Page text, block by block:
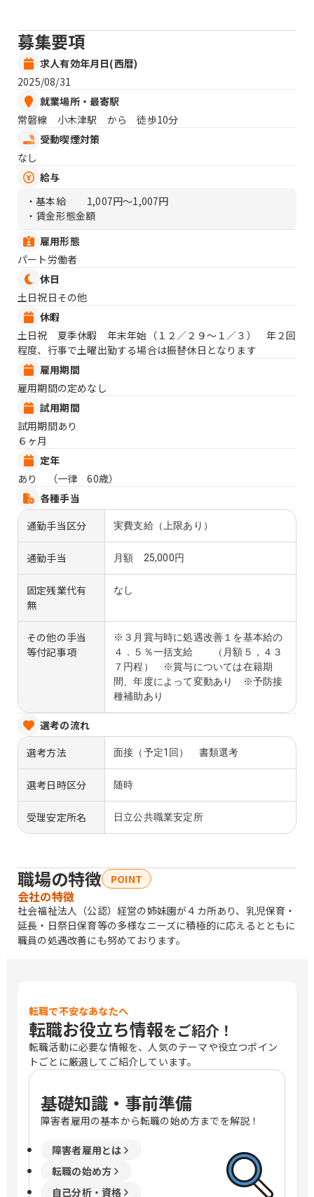
募集要項
求人有効年月日(西暦)
2025/08/31
就業場所・最寄駅
常磐線 小木津駅 から 徒歩10分
受動喫煙対策
なし
給与
・基本給
1,007円〜1,007円
・賃金形態金額
雇用形態
パート労働者
休日
土日祝日その他
休暇
土日祝 夏季休暇 年末年始（１２／２９〜１／３） 年２回
程度、行事で土曜出勤する場合は振替休日となります
雇用期間
雇用期間の定めなし
試用期間
試用期間あり
６ヶ月
定年
あり （一律 60歳）
各種手当
通勤手当区分
実費支給（上限あり）
通勤手当 月額 25,000円
固定残業代有
無
なし
その他の手当
等付記事項
※３月賞与時に処遇改善１を基本給の
４．５％一括支給 （月額５，４３
７円程） ※賞与については在籍期
間、年度によって変動あり ※予防接
種補助あり
選考の流れ
選考方法
面接（予定1回） 書類選考
選考日時区分 随時
受理安定所名 日立公共職業安定所
職場の特徴 POINT
会社の特徴
社会福祉法人（公認）経営の姉妹園が４カ所あり、乳児保育・
延長・日祭日保育等の多様なニーズに積極的に応えるとともに
職員の処遇改善にも努めております。
転職で不安なあなたへ
転職お役立ち情報をご紹介！
転職活動に必要な情報を、人気のテーマや役立つポイン
トごとに厳選してご紹介しています。
基礎知識・事前準備
障害者雇用の基本から転職の始め方までを解説！
障害者雇用とは
転職の始め方
自己分析・資格